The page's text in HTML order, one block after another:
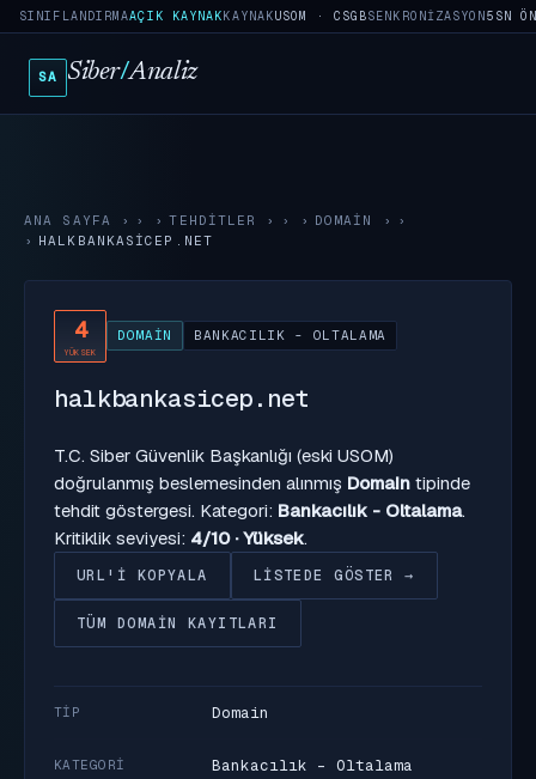
SINIFLANDIRMAAÇIK KAYNAKKAYNAKUSOM · CSGBSENKRONIZASYON5SN
SA Siber/Analiz
ANA SAYFA › TEHDITLER › DOMAIN
›
HALKBANKASICEP.NET
4
YÜKSEK
DOMAIN BANKACILIK - OLTALAMA
halkbankasicep.net
T.C. Siber Güvenlik Başkanlığı (eski USOM)
doğrulanmış beslemesinden alınmış Domain tipinde
tehdit göstergesi. Kategori: Bankacılık - Oltalama.
Kritiklik seviyesi: 4/10 · Yüksek.
URL'I KOPYALA LISTEDE GÖSTER →
TÜM DOMAIN KAYITLARI
TIP Domain
KATEGORI Bankacılık - Oltalama